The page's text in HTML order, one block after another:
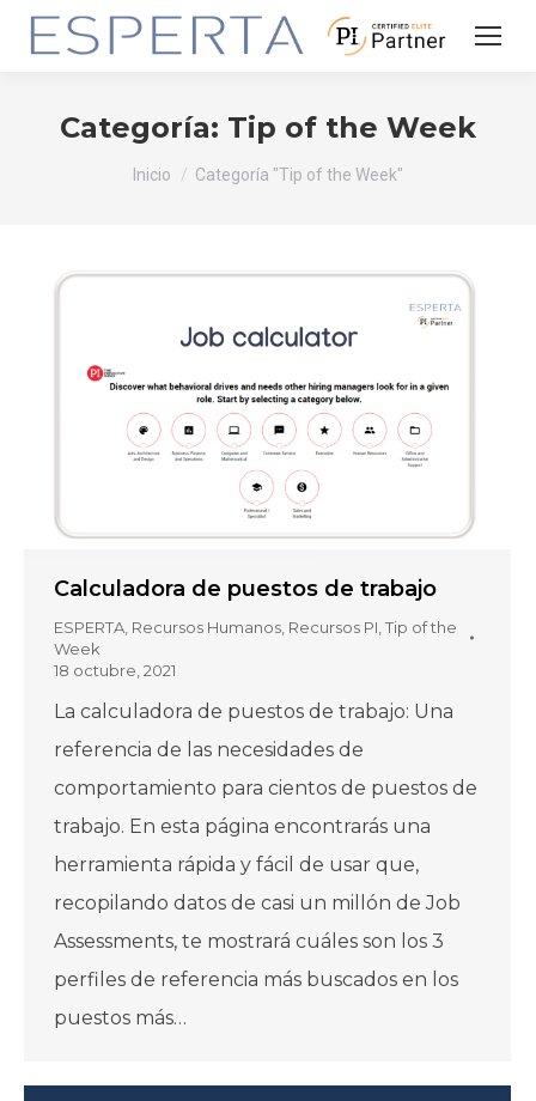
Categoría: Tip of the Week
Estás aquí:
Inicio Categoría "Tip of the Week"
Calculadora de puestos de trabajo
ESPERTA, Recursos Humanos, Recursos PI,Tip of the
Week
18 octubre, 2021
La calculadora de puestos de trabajo: Una
referencia de las necesidades de
comportamiento para cientos de puestos de
trabajo. En esta página encontrarás una
herramienta rápida y fácil de usar que,
recopilando datos de casi un millón de Job
Assessments, te mostrará cuáles son los 3
perfiles de referencia más buscados en los
puestos más…